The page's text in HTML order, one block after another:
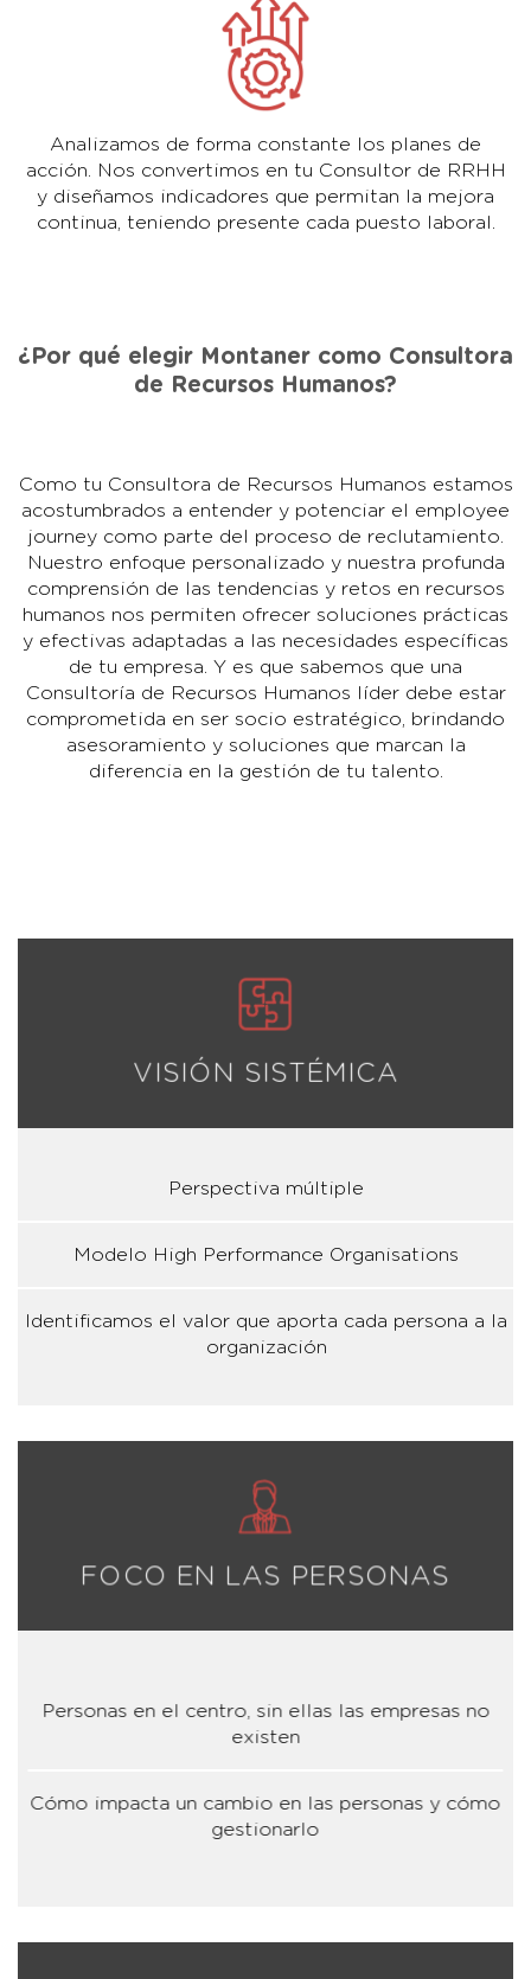
Analizamos de forma constante los planes de
acción. Nos convertimos en tu Consultor de RRHH
y diseñamos indicadores que permitan la mejora
continua, teniendo presente cada puesto laboral.
¿Por qué elegir Montaner como Consultora
de Recursos Humanos?
Como tu Consultora de Recursos Humanos estamos
acostumbrados a entender y potenciar el employee
journey como parte del proceso de reclutamiento.
Nuestro enfoque personalizado y nuestra profunda
comprensión de las tendencias y retos en recursos
humanos nos permiten ofrecer soluciones prácticas
y efectivas adaptadas a las necesidades específicas
de tu empresa. Y es que sabemos que una
Consultoría de Recursos Humanos líder debe estar
comprometida en ser socio estratégico, brindando
asesoramiento y soluciones que marcan la
diferencia en la gestión de tu talento.
VISIÓN SISTÉMICA
Perspectiva múltiple
Modelo High Performance Organisations
Identificamos el valor que aporta cada persona a la
organización
FOCO EN LAS PERSONAS
Personas en el centro, sin ellas las empresas no
existen
Cómo impacta un cambio en las personas y cómo
gestionarlo